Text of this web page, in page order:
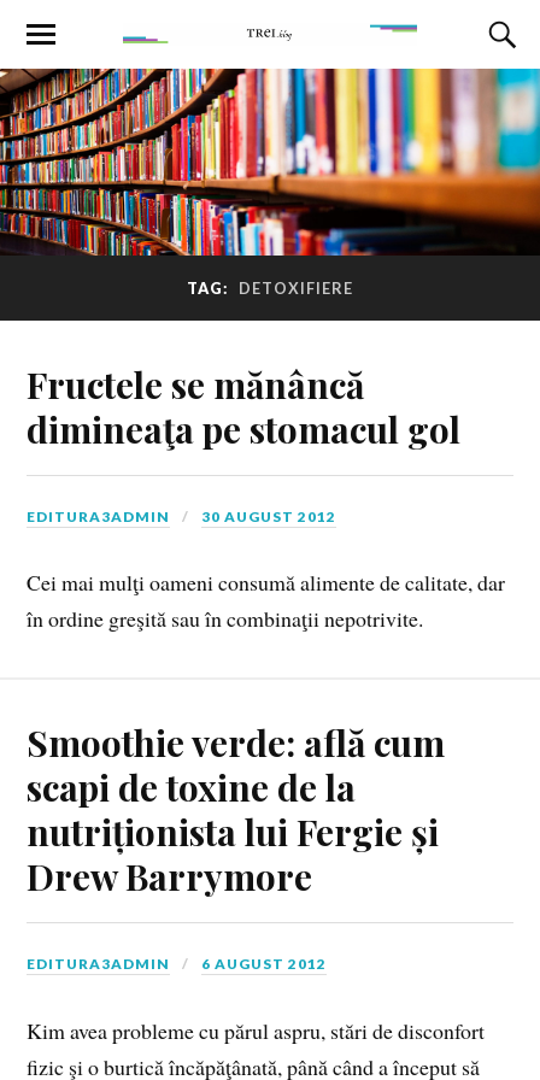
TAG: DETOXIFIERE
Fructele se mănâncă
dimineaţa pe stomacul gol
EDITURA3ADMIN 30 AUGUST 2012
Cei mai mulţi oameni consumă alimente de calitate, dar
în ordine greşită sau în combinaţii nepotrivite.
Smoothie verde: află cum
scapi de toxine de la
nutriționista lui Fergie și
Drew Barrymore
EDITURA3ADMIN 6 AUGUST 2012
Kim avea probleme cu părul aspru, stări de disconfort
fizic şi o burtică încăpăţânată, până când a început să